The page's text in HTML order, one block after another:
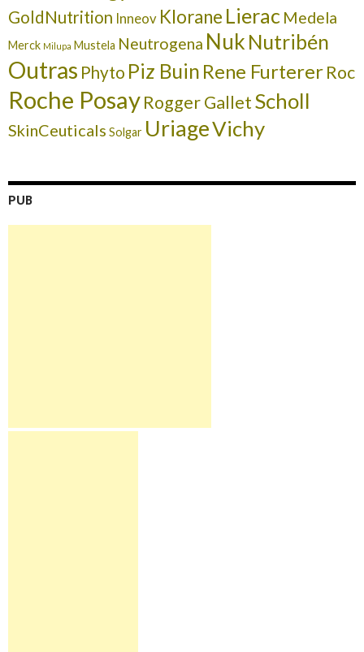
GoldNutrition Inneov Klorane Lierac Medela
Merck Milupa Mustela Neutrogena Nuk Nutribén
Outras Phyto Piz Buin Rene FurtererRoc
Roche PosayRogger GalletScholl
SkinCeuticals Solgar UriageVichy
PUB